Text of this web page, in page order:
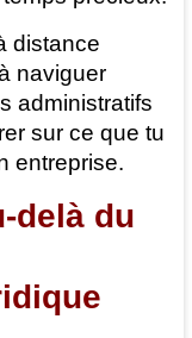
distance
naviguer
administratifs
sur ce que tu
entreprise.
delà du